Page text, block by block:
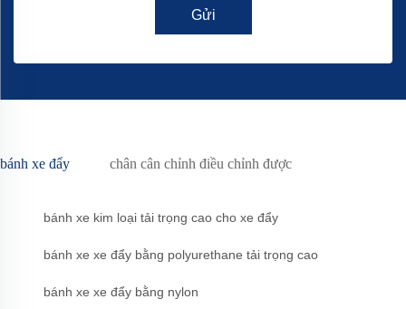
Gửi
bánh xe đẩy chân cân chỉnh điều chỉnh được
bánh xe kim loại tải trọng cao cho xe đẩy
bánh xe xe đẩy bằng polyurethane tải trọng cao
bánh xe xe đẩy bằng nylon